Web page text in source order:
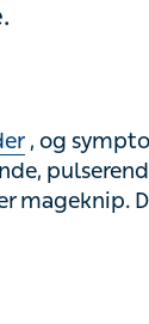
pulserende
Dette er